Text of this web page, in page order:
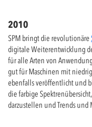
2010
SPM bringt die revolutionäre
digitale Weiterentwicklung
für alle Arten von
gut für Maschinen mit
ebenfalls veröffentlicht und
die farbige
darzustellen und Trends und